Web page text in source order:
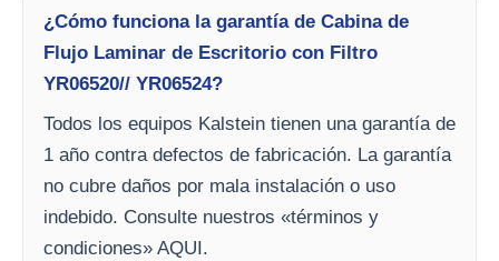
¿Cómo funciona la garantía de Cabina de
Flujo Laminar de Escritorio con Filtro
YR06520// YR06524?
Todos los equipos Kalstein tienen una garantía de
1 año contra defectos de fabricación. La garantía
no cubre daños por mala instalación o uso
indebido. Consulte nuestros «términos y
condiciones» AQUI.